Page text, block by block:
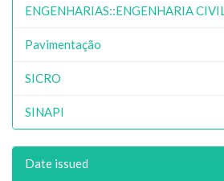
ENGENHARIAS::ENGENHARIA CIVIL
Pavimentação
SICRO
SINAPI
Date issued